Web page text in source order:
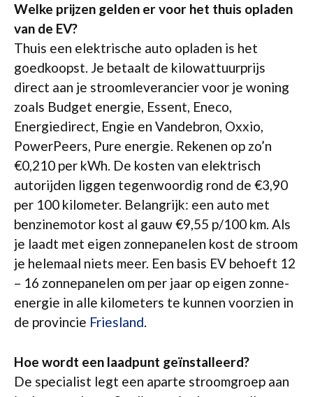
Welke prijzen gelden er voor het thuis opladen
van de EV?
Thuis een elektrische auto opladen is het
goedkoopst. Je betaalt de kilowattuurprijs
direct aan je stroomleverancier voor je woning
zoals Budget energie, Essent, Eneco,
Energiedirect, Engie en Vandebron, Oxxio,
PowerPeers, Pure energie. Rekenen op zo’n
€0,210 per kWh. De kosten van elektrisch
autorijden liggen tegenwoordig rond de €3,90
per 100 kilometer. Belangrijk: een auto met
benzinemotor kost al gauw €9,55 p/100 km. Als
je laadt met eigen zonnepanelen kost de stroom
je helemaal niets meer. Een basis EV behoeft 12
– 16 zonnepanelen om per jaar op eigen zonne-
energie in alle kilometers te kunnen voorzien in
de provincie Friesland.
Hoe wordt een laadpunt geïnstalleerd?
De specialist legt een aparte stroomgroep aan